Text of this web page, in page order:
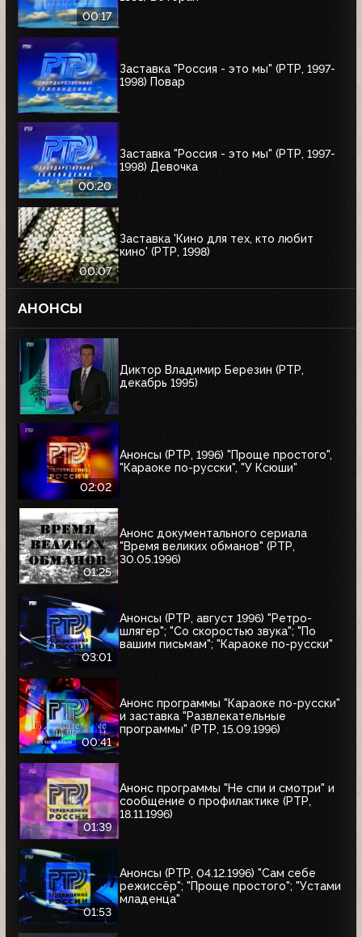
00:17
Заставка "Россия - это мы" (РТР, 1997-
1998) Повар
00:20
Заставка "Россия - это мы" (РТР, 1997-
1998) Девочка
00:07
Заставка 'Кино для тех, кто любит
кино' (РТР, 1998)
АНОНСЫ
Диктор Владимир Березин (РТР,
декабрь 1995)
02:02
Анонсы (РТР, 1996) "Проще простого",
"Караоке по-русски", "У Ксюши"
01:25
Анонс документального сериала
"Время великих обманов" (РТР,
30.05.1996)
03:01
Анонсы (РТР, август 1996) "Ретро-
шлягер"; "Со скоростью звука"; "По
вашим письмам"; "Караоке по-русски"
00:41
Анонс программы "Караоке по-русски"
и заставка "Развлекательные
программы" (РТР, 15.09.1996)
01:39
Анонс программы "Не спи и смотри" и
сообщение о профилактике (РТР,
18.11.1996)
01:53
Анонсы (РТР, 04.12.1996) "Сам себе
режиссёр"; "Проще простого"; "Устами
младенца"